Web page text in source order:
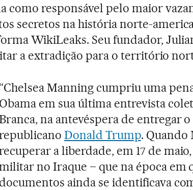
como responsável pelo maior
secretos na história norte-
WikiLeaks. Seu fundador,
a extradição para o território
“Chelsea Manning cumpriu uma
Obama em sua última entrevista
na antevéspera de entregar o
Donald Trump. Quando
a liberdade, em 17 de
no Iraque – que na época em
documentos ainda se identificava